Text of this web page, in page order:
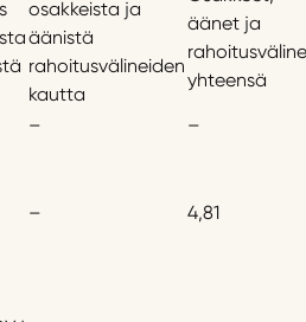
osakkeista ja
äänistä
rahoitusvälineiden
kautta
äänet ja
yhteensä
– –
– 4,81